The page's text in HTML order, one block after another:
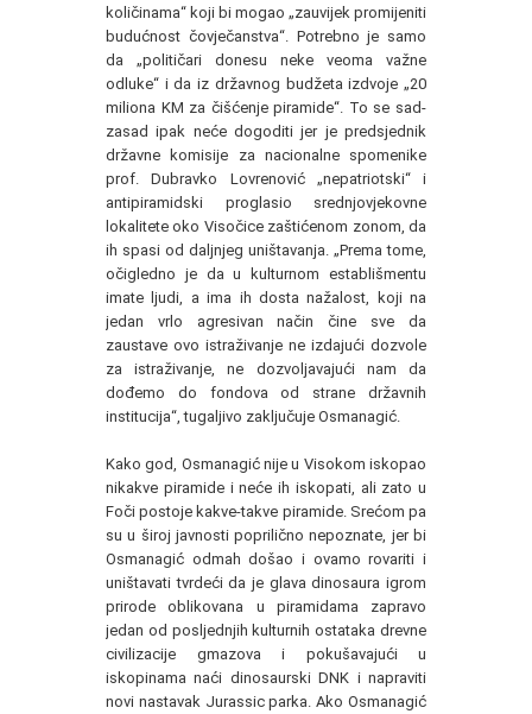
količinama“ koji bi mogao „zauvijek promijeniti
budućnost čovječanstva“. Potrebno je samo
da „političari donesu neke veoma važne
odluke“ i da iz državnog budžeta izdvoje „20
miliona KM za čišćenje piramide“. To se sad-
zasad ipak neće dogoditi jer je predsjednik
državne komisije za nacionalne spomenike
prof. Dubravko Lovrenović „nepatriotski“ i
antipiramidski proglasio srednjovjekovne
lokalitete oko Visočice zaštićenom zonom, da
ih spasi od daljnjeg uništavanja. „Prema tome,
očigledno je da u kulturnom establišmentu
imate ljudi, a ima ih dosta nažalost, koji na
jedan vrlo agresivan način čine sve da
zaustave ovo istraživanje ne izdajući dozvole
za istraživanje, ne dozvoljavajući nam da
dođemo do fondova od strane državnih
institucija“, tugaljivo zaključuje Osmanagić.
Kako god, Osmanagić nije u Visokom iskopao
nikakve piramide i neće ih iskopati, ali zato u
Foči postoje kakve-takve piramide. Srećom pa
su u široj javnosti poprilično nepoznate, jer bi
Osmanagić odmah došao i ovamo rovariti i
uništavati tvrdeći da je glava dinosaura igrom
prirode oblikovana u piramidama zapravo
jedan od posljednjih kulturnih ostataka drevne
civilizacije gmazova i pokušavajući u
iskopinama naći dinosaurski DNK i napraviti
novi nastavak Jurassic parka. Ako Osmanagić